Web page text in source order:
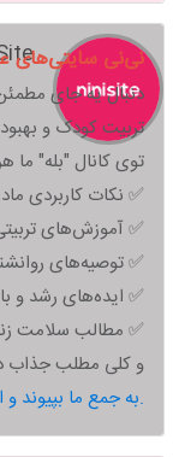
نی‌نی سایتی‌های
دنبال یه جای مطمئن
تربیت کودک و
توی کانال "بله" ما
✅ نکات کاربردی
✅ آموزش‌های
✅ توصیه‌های
✅ ایده‌های رشد و
✅ مطالب سلامت
و کلی مطلب جذاب
به جمع ما بپیوند و از این محتوای کاربردی استفاده کن.